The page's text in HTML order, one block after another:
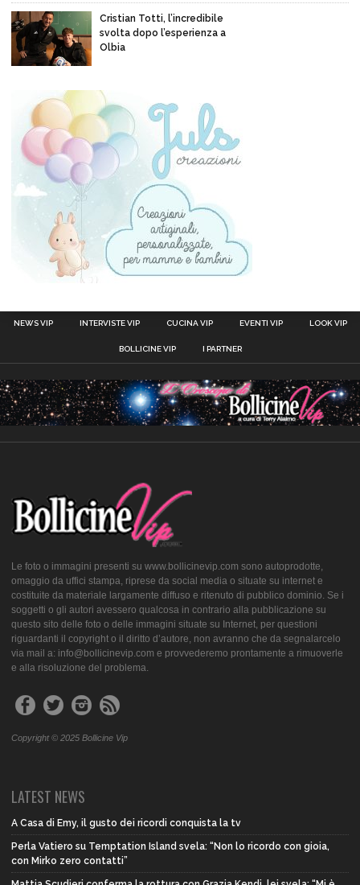
Cristian Totti, l’incredibile
svolta dopo l’esperienza a
Olbia
NEWS VIP INTERVISTE VIP CUCINA VIP EVENTI VIP LOOK VIP
BOLLICINE VIP I PARTNER
Le foto o immagini presenti su www.bollicinevip.com sono autoprodotte,
omaggio da uffici stampa, riprese da social media o situate su internet e
costituite da materiale largamente diffuso e ritenuto di pubblico dominio. Se i
soggetti o gli autori avessero qualcosa in contrario alla pubblicazione su
questo sito delle foto o delle immagini situate su Internet, per questioni
riguardanti il copyright o il diritto d’autore, non avranno che da segnalarcelo
via mail a: info@bollicinevip.com e provvederemo prontamente a rimuoverle
e alla risoluzione del problema.
Copyright © 2025 Bollicine Vip
LATEST NEWS
A Casa di Emy, il gusto dei ricordi conquista la tv
Perla Vatiero su Temptation Island svela: “Non lo ricordo con gioia,
con Mirko zero contatti”